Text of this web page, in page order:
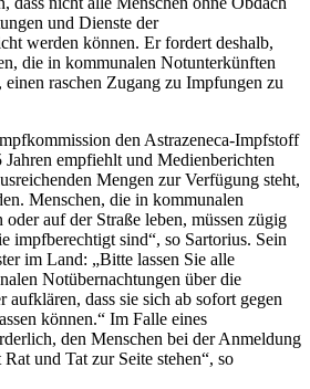
und Dienste der
werden können. Er fordert deshalb,
die in kommunalen Notunterkünften
einen raschen Zugang zu Impfungen zu
den Astrazeneca-Impfstoff
empfiehlt und Medienberichten
Mengen zur Verfügung steht,
Menschen, die in kommunalen
auf der Straße leben, müssen zügig
impfberechtigt sind“, so Sartorius. Sein
im Land: „Bitte lassen Sie alle
Notübernachtungen über die
aufklären, dass sie sich ab sofort gegen
können.“ Im Falle eines
den Menschen bei der Anmeldung
und Tat zur Seite stehen“, so